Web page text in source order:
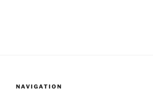
NAVIGATION